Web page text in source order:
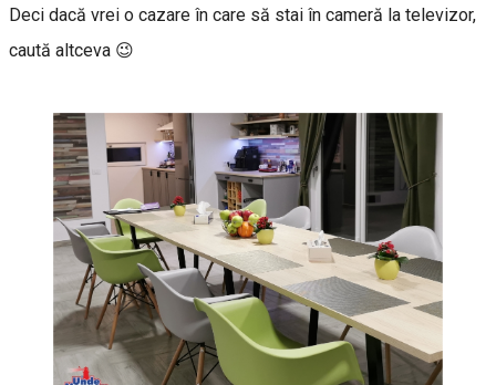
Deci dacă vrei o cazare în care să stai în cameră la televizor,
caută altceva 😉